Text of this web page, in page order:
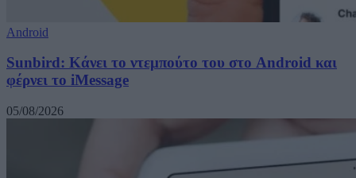
Android
Sunbird: Κάνει το ντεμπούτο του στο Android και
φέρνει το iMessage
05/08/2026